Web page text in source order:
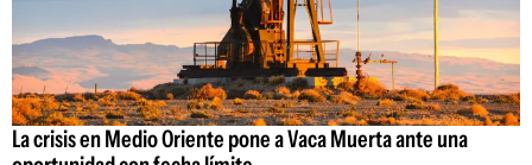
La crisis en Medio Oriente pone a Vaca Muerta ante una